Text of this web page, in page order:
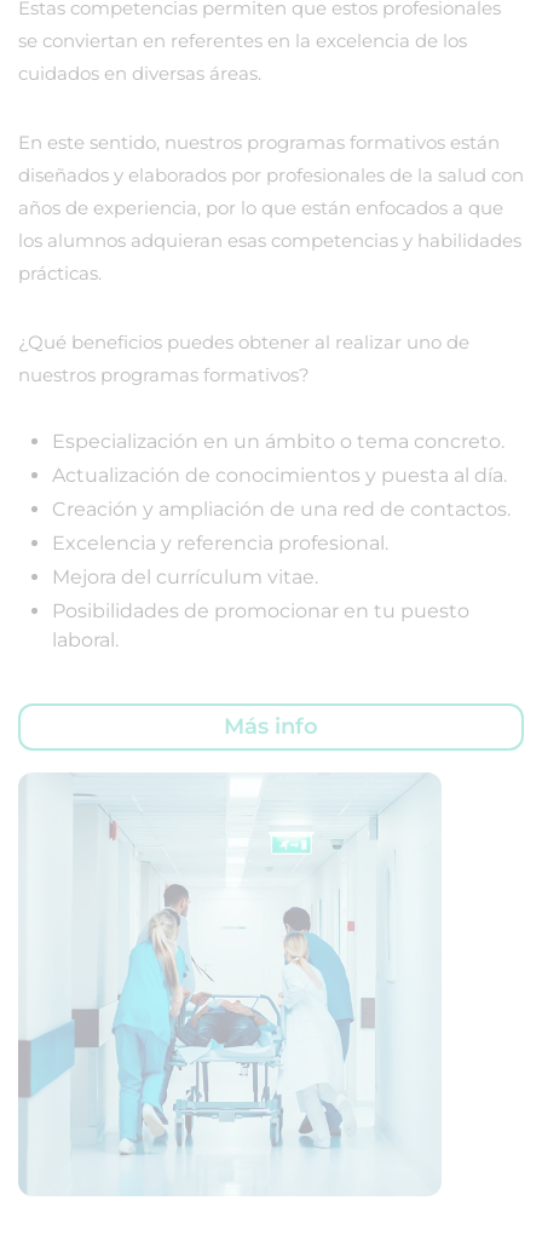
Estas competencias permiten que estos profesionales
se conviertan en referentes en la excelencia de los
cuidados en diversas áreas.
En este sentido, nuestros programas formativos están
diseñados y elaborados por profesionales de la salud con
años de experiencia, por lo que están enfocados a que
los alumnos adquieran esas competencias y habilidades
prácticas.
¿Qué beneficios puedes obtener al realizar uno de
nuestros programas formativos?
Especialización en un ámbito o tema concreto.
Actualización de conocimientos y puesta al día.
Creación y ampliación de una red de contactos.
Excelencia y referencia profesional.
Mejora del currículum vitae.
Posibilidades de promocionar en tu puesto
laboral.
Más info